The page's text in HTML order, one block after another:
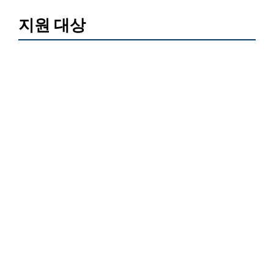
지원 대상